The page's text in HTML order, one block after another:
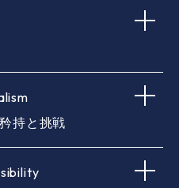
共的使命を担っ
の企業活動にお
、公正かつ誠
矜持と挑戦
験を活かして業